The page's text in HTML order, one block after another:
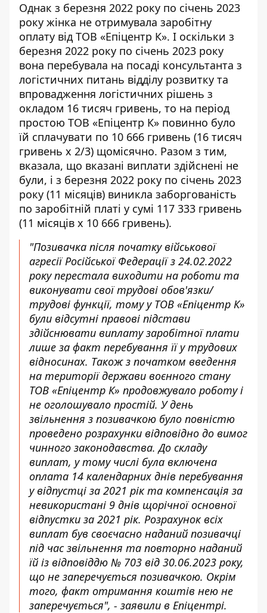
Однак з березня 2022 року по січень 2023
року жінка не отримувала заробітну
оплату від ТОВ «Епіцентр К». І оскільки з
березня 2022 року по січень 2023 року
вона перебувала на посаді консультанта з
логістичних питань відділу розвитку та
впровадження логістичних рішень з
окладом 16 тисяч гривень, то на період
простою ТОВ «Епіцентр К» повинно було
їй сплачувати по 10 666 гривень (16 тисяч
гривень х 2/3) щомісячно. Разом з тим,
вказала, що вказані виплати здійснені не
були, і з березня 2022 року по січень 2023
року (11 місяців) виникла заборгованість
по заробітній платі у сумі 117 333 гривень
(11 місяців х 10 666 гривень).
"Позивачка після початку військової
агресії Російської Федерації з 24.02.2022
року перестала виходити на роботи та
виконувати свої трудові обов'язки/
трудові функції, тому у ТОВ «Епіцентр К»
були відсутні правові підстави
здійснювати виплату заробітної плати
лише за факт перебування її у трудових
відносинах. Також з початком введення
на території держави воєнного стану
ТОВ «Епіцентр К» продовжувало роботу і
не оголошувало простій. У день
звільнення з позивачкою було повністю
проведено розрахунки відповідно до вимог
чинного законодавства. До складу
виплат, у тому числі була включена
оплата 14 календарних днів перебування
у відпустці за 2021 рік та компенсація за
невикористані 9 днів щорічної основної
відпустки за 2021 рік. Розрахунок всіх
виплат був своєчасно наданий позивачці
під час звільнення та повторно наданий
їй із відповіддю № 703 від 30.06.2023 року,
що не заперечується позивачкою. Окрім
того, факт отримання коштів нею не
заперечується", - заявили в Епіцентрі.